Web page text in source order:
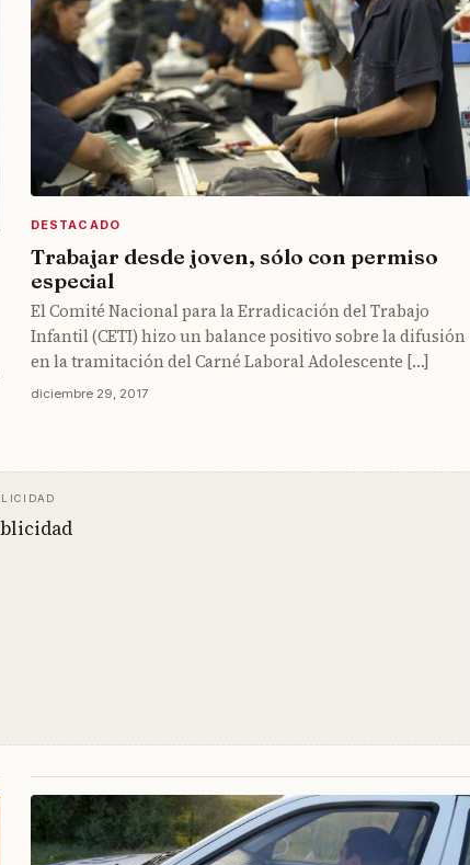
DESTACADO
Trabajar desde joven, sólo con permiso
especial
El Comité Nacional para la Erradicación del Trabajo
Infantil (CETI) hizo un balance positivo sobre la difusión
en la tramitación del Carné Laboral Adolescente […]
diciembre 29, 2017